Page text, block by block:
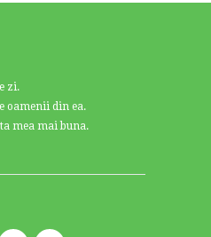
zi.
oamenii din ea.
mea mai buna.